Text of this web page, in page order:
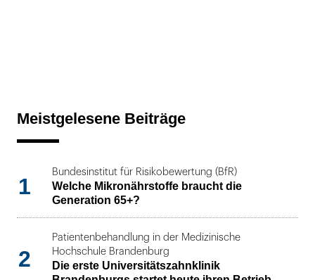
Meistgelesene Beiträge
1
Bundesinstitut für Risikobewertung (BfR)
Welche Mikronährstoffe braucht die
Generation 65+?
2
Patientenbehandlung in der Medizinische
Hochschule Brandenburg
Die erste Universitätszahnklinik